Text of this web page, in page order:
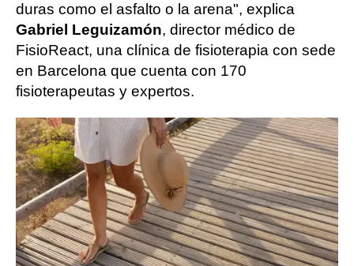
duras como el asfalto o la arena", explica
Gabriel Leguizamón, director médico de
FisioReact, una clínica de fisioterapia con sede
en Barcelona que cuenta con 170
fisioterapeutas y expertos.